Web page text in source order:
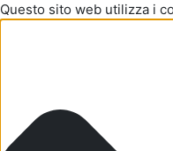
Questo sito web utilizza i